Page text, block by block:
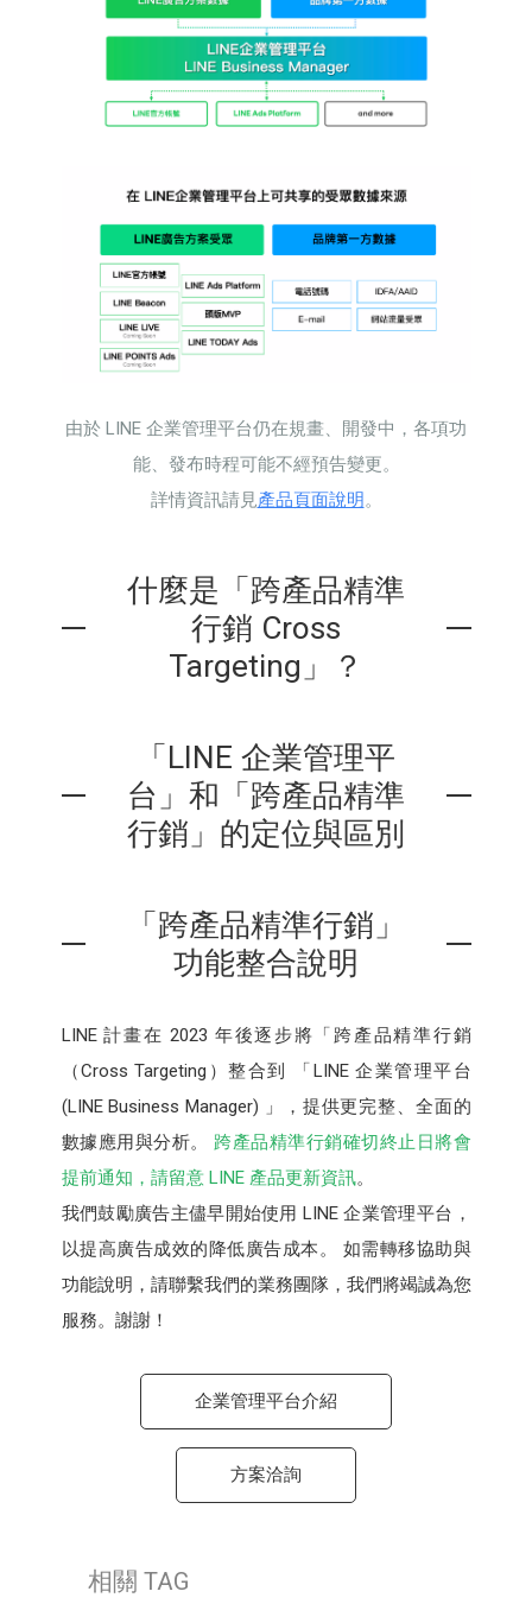
由於 LINE 企業管理平台仍在規畫、開發中，各項功
能、發布時程可能不經預告變更。
詳情資訊請見產品頁面說明。
什麼是「跨產品精準
行銷 Cross
Targeting」？
「LINE 企業管理平
台」和「跨產品精準
行銷」的定位與區別
「跨產品精準行銷」
功能整合說明
LINE 計畫在 2023 年後逐步將「跨產品精準行銷
（Cross Targeting）整合到 「LINE 企業管理平台
(LINE Business Manager) 」，提供更完整、全面的
數據應用與分析。 跨產品精準行銷確切終止日將會
提前通知，請留意 LINE 產品更新資訊。
我們鼓勵廣告主儘早開始使用 LINE 企業管理平台，
以提高廣告成效的降低廣告成本。 如需轉移協助與
功能說明，請聯繫我們的業務團隊，我們將竭誠為您
服務。謝謝！
企業管理平台介紹
方案洽詢
相關 TAG